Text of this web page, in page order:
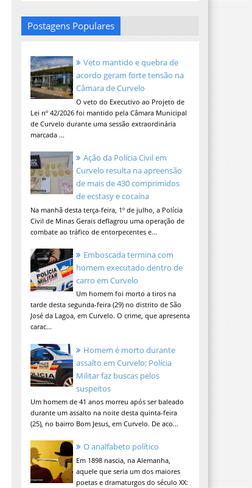
Postagens Populares
Veto mantido e quebra de
acordo geram forte tensão na
Câmara de Curvelo
O veto do Executivo ao Projeto de
Lei nº 42/2026 foi mantido pela Câmara Municipal
de Curvelo durante uma sessão extraordinária
marcada ...
Ação da Polícia Civil em
Curvelo resulta na apreensão
de mais de 430 comprimidos
de ecstasy e cocaína
Na manhã desta terça-feira, 1º de julho, a Polícia
Civil de Minas Gerais deflagrou uma operação de
combate ao tráfico de entorpecentes e...
Emboscada termina com
homem executado dentro de
carro em Curvelo
Um homem foi morto a tiros na
tarde desta segunda-feira (29) no distrito de São
José da Lagoa, em Curvelo. O crime, que apresenta
carac...
Homem é morto durante
assalto em Curvelo; Polícia
Militar faz buscas pelos
suspeitos
Um homem de 41 anos morreu após ser baleado
durante um assalto na noite desta quinta-feira
(25), no bairro Bom Jesus, em Curvelo. De aco...
O analfabeto político
Em 1898 nascia, na Alemanha,
aquele que seria um dos maiores
poetas e dramaturgos do século XX: